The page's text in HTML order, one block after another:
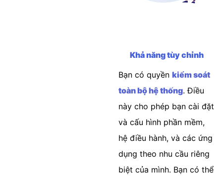
Khả năng tùy chỉnh
Bạn có quyền kiểm soát
toàn bộ hệ thống. Điều
này cho phép bạn cài đặt
và cấu hình phần mềm,
hệ điều hành, và các ứng
dụng theo nhu cầu riêng
biệt của mình. Bạn có thể